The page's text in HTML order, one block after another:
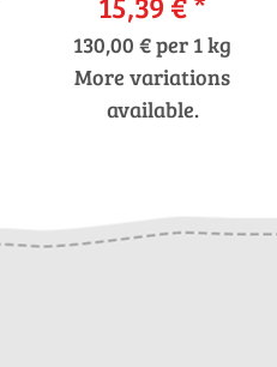
130,00 € per 1 kg
More variations
available.